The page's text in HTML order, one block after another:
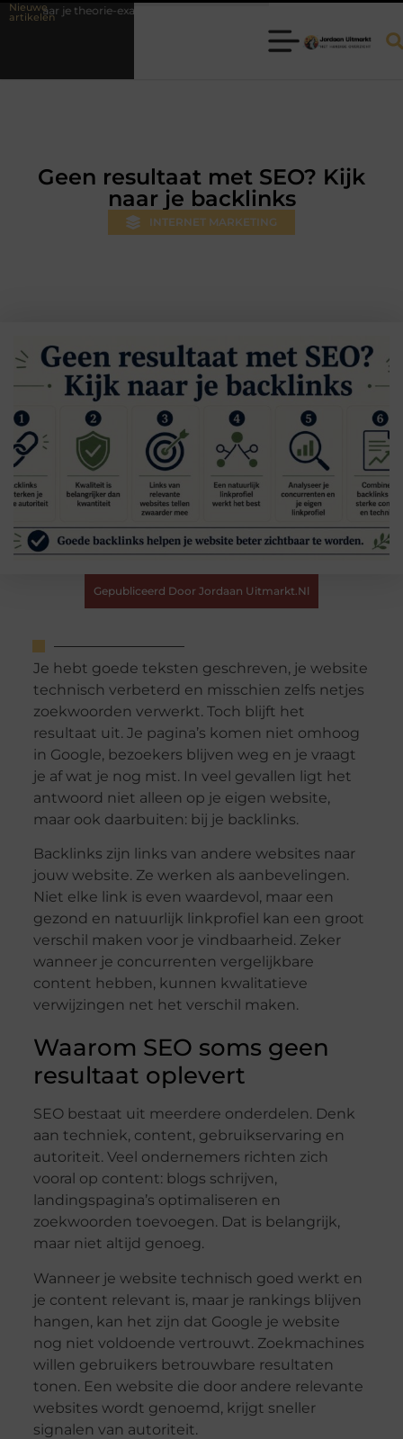
Nieuwe
artikelenexamen Fysiotherapie Hilversum: professionele hulp bij pijn
Geen resultaat met SEO? Kijk
naar je backlinks
INTERNET MARKETING
Gepubliceerd Door Jordaan Uitmarkt.nl
Je hebt goede teksten geschreven, je website
technisch verbeterd en misschien zelfs netjes
zoekwoorden verwerkt. Toch blijft het
resultaat uit. Je pagina’s komen niet omhoog
in Google, bezoekers blijven weg en je vraagt
je af wat je nog mist. In veel gevallen ligt het
antwoord niet alleen op je eigen website,
maar ook daarbuiten: bij je backlinks.
Backlinks zijn links van andere websites naar
jouw website. Ze werken als aanbevelingen.
Niet elke link is even waardevol, maar een
gezond en natuurlijk linkprofiel kan een groot
verschil maken voor je vindbaarheid. Zeker
wanneer je concurrenten vergelijkbare
content hebben, kunnen kwalitatieve
verwijzingen net het verschil maken.
Waarom SEO soms geen
resultaat oplevert
SEO bestaat uit meerdere onderdelen. Denk
aan techniek, content, gebruikservaring en
autoriteit. Veel ondernemers richten zich
vooral op content: blogs schrijven,
landingspagina’s optimaliseren en
zoekwoorden toevoegen. Dat is belangrijk,
maar niet altijd genoeg.
Wanneer je website technisch goed werkt en
je content relevant is, maar je rankings blijven
hangen, kan het zijn dat Google je website
nog niet voldoende vertrouwt. Zoekmachines
willen gebruikers betrouwbare resultaten
tonen. Een website die door andere relevante
websites wordt genoemd, krijgt sneller
signalen van autoriteit.